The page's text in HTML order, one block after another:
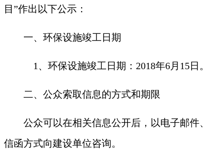
目”作出以下公示：
一、环保设施竣工日期
1 、环保设施竣工日期：2018年6月15日。
二、公众索取信息的方式和期限
公众可以在相关信息公开后，以电子邮件、
信函方式向建设单位咨询。